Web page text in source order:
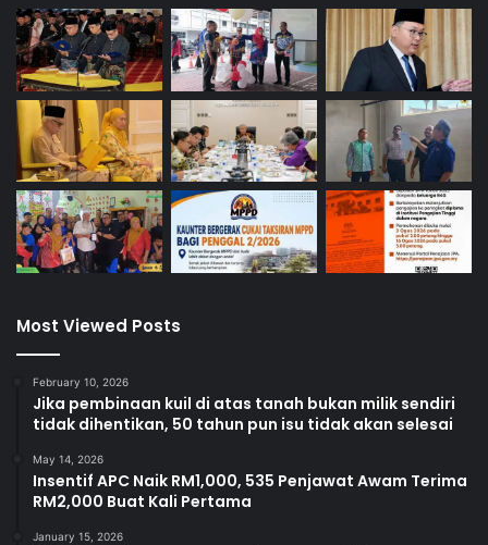
Most Viewed Posts
February 10, 2026
Jika pembinaan kuil di atas tanah bukan milik sendiri
tidak dihentikan, 50 tahun pun isu tidak akan selesai
May 14, 2026
Insentif APC Naik RM1,000, 535 Penjawat Awam Terima
RM2,000 Buat Kali Pertama
January 15, 2026